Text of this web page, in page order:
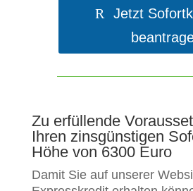
Jetzt
Zu erfüllende
Ihren zinsgünstigen
Höhe von 6300 Euro
Damit Sie auf unserer